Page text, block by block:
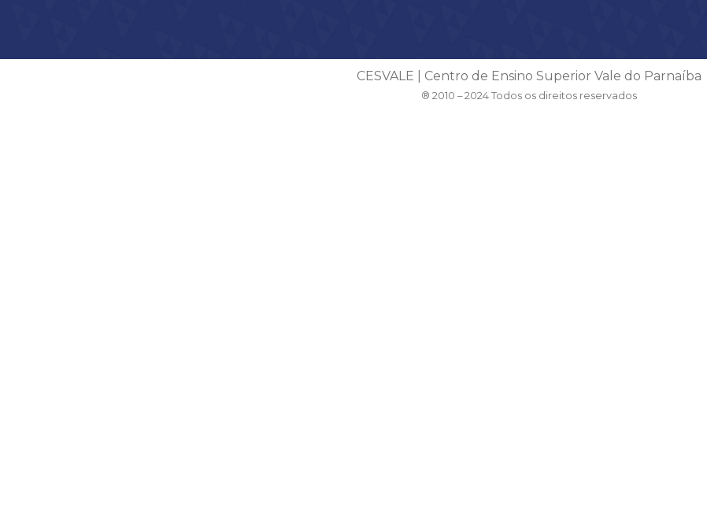
CESVALE | Centro de Ensino Superior Vale do Parnaíba
® 2010 – 2024 Todos os direitos reservados